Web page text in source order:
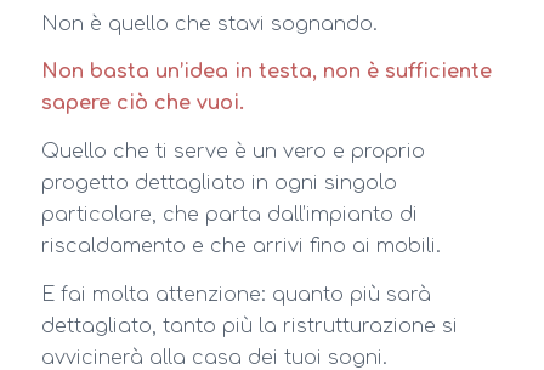
Non è quello che stavi sognando.
Non basta un’idea in testa, non è sufficiente
sapere ciò che vuoi.
Quello che ti serve è un vero e proprio
progetto dettagliato in ogni singolo
particolare, che parta dall’impianto di
riscaldamento e che arrivi fino ai mobili.
E fai molta attenzione: quanto più sarà
dettagliato, tanto più la ristrutturazione si
avvicinerà alla casa dei tuoi sogni.